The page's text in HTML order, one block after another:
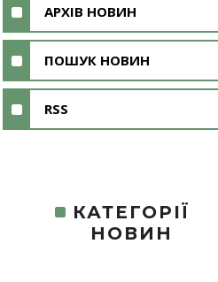
АРХІВ НОВИН
ПОШУК НОВИН
RSS
КАТЕГОРІЇ
НОВИН